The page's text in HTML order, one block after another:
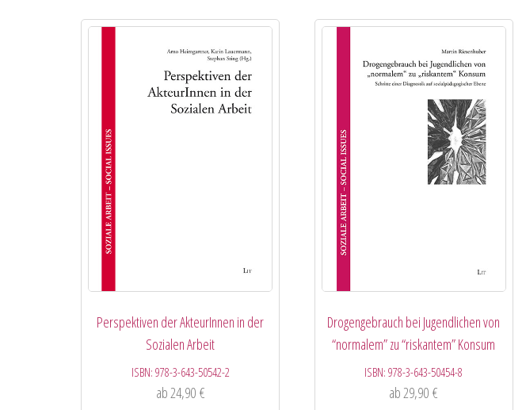
Perspektiven der AkteurInnen in der
Sozialen Arbeit
ISBN: 978-3-643-50542-2
ab 24,90 €
Drogengebrauch bei Jugendlichen von
“normalem” zu “riskantem” Konsum
ISBN:978-3-643-50454-8
ab 29,90€